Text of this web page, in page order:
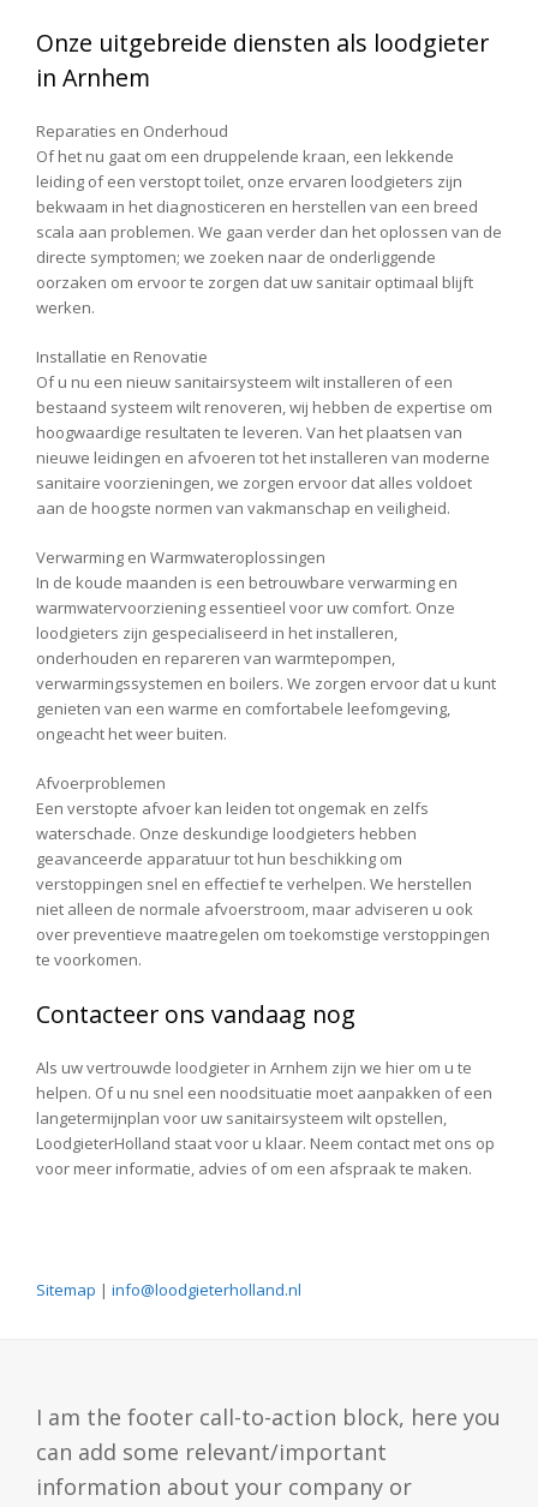
Onze uitgebreide diensten als loodgieter
in Arnhem
Reparaties en Onderhoud
Of het nu gaat om een druppelende kraan, een lekkende
leiding of een verstopt toilet, onze ervaren loodgieters zijn
bekwaam in het diagnosticeren en herstellen van een breed
scala aan problemen. We gaan verder dan het oplossen van de
directe symptomen; we zoeken naar de onderliggende
oorzaken om ervoor te zorgen dat uw sanitair optimaal blijft
werken.
Installatie en Renovatie
Of u nu een nieuw sanitairsysteem wilt installeren of een
bestaand systeem wilt renoveren, wij hebben de expertise om
hoogwaardige resultaten te leveren. Van het plaatsen van
nieuwe leidingen en afvoeren tot het installeren van moderne
sanitaire voorzieningen, we zorgen ervoor dat alles voldoet
aan de hoogste normen van vakmanschap en veiligheid.
Verwarming en Warmwateroplossingen
In de koude maanden is een betrouwbare verwarming en
warmwatervoorziening essentieel voor uw comfort. Onze
loodgieters zijn gespecialiseerd in het installeren,
onderhouden en repareren van warmtepompen,
verwarmingssystemen en boilers. We zorgen ervoor dat u kunt
genieten van een warme en comfortabele leefomgeving,
ongeacht het weer buiten.
Afvoerproblemen
Een verstopte afvoer kan leiden tot ongemak en zelfs
waterschade. Onze deskundige loodgieters hebben
geavanceerde apparatuur tot hun beschikking om
verstoppingen snel en effectief te verhelpen. We herstellen
niet alleen de normale afvoerstroom, maar adviseren u ook
over preventieve maatregelen om toekomstige verstoppingen
te voorkomen.
Contacteer ons vandaag nog
Als uw vertrouwde loodgieter in Arnhem zijn we hier om u te
helpen. Of u nu snel een noodsituatie moet aanpakken of een
langetermijnplan voor uw sanitairsysteem wilt opstellen,
LoodgieterHolland staat voor u klaar. Neem contact met ons op
voor meer informatie, advies of om een afspraak te maken.
Sitemap | info@loodgieterholland.nl
I am the footer call-to-action block, here you
can add some relevant/important
information about your company or